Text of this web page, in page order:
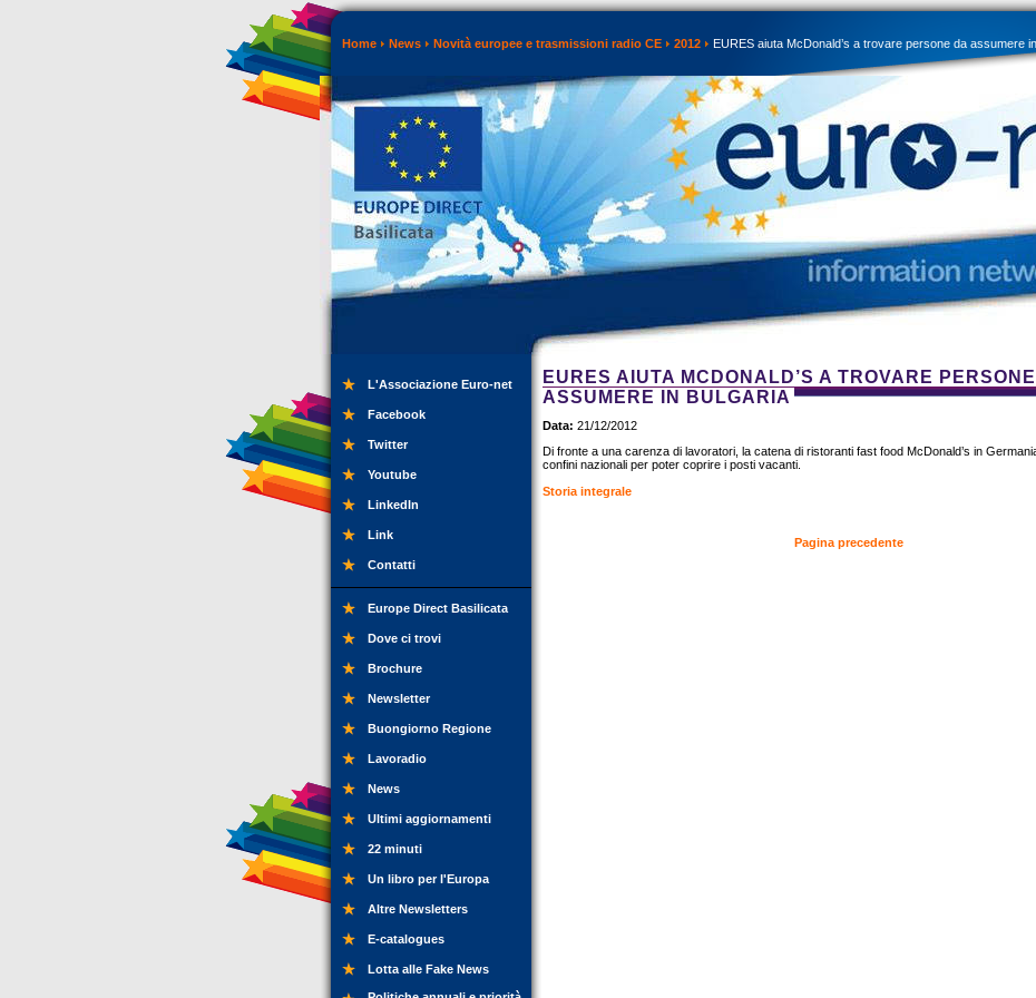
Home News Novità europee e trasmissioni radio CE 2012 EURES aiuta McDonald’s a trovare persone da assumere
L'Associazione Euro-net
Facebook
Twitter
Youtube
LinkedIn
Link
Contatti
Europe Direct Basilicata
Dove ci trovi
Brochure
Newsletter
Buongiorno Regione
Lavoradio
News
Ultimi aggiornamenti
22 minuti
Un libro per l'Europa
Altre Newsletters
E-catalogues
Lotta alle Fake News
EURES AIUTA MCDONALD’S A TROVARE
ASSUMERE IN BULGARIA
Data: 21/12/2012
Di fronte a una carenza di lavoratori, la catena di ristoranti fast food McDonald’s in
confini nazionali per poter coprire i posti vacanti.
Storia integrale
Pagina precedente